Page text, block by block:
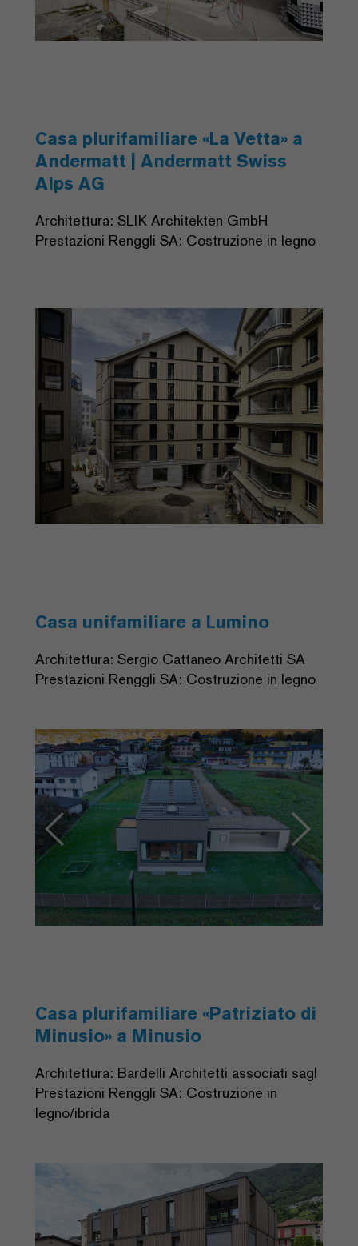
Casa plurifamiliare «La Vetta» a
Andermatt | Andermatt Swiss
Alps AG
Architettura: SLIK Architekten GmbH
Prestazioni Renggli SA: Costruzione in legno
Casa unifamiliare a Lumino
Architettura: Sergio Cattaneo Architetti SA
Prestazioni Renggli SA: Costruzione in legno
Previous Next
Casa plurifamiliare «Patriziato di
Minusio» a Minusio
Architettura: Bardelli Architetti associati sagl
Prestazioni Renggli SA: Costruzione in
legno/ibrida
Previous